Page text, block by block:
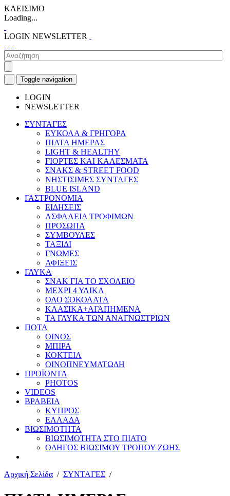
ΚΛΕΙΣΙΜΟ
Loading...
LOGIN NEWSLETTER
Toggle navigation
LOGIN
NEWSLETTER
ΣΥΝΤΑΓΕΣ
ΕΥΚΟΛΑ & ΓΡΗΓΟΡΑ
ΠΙΑΤΑ ΗΜΕΡΑΣ
LIGHT & HEALTHY
ΓΙΟΡΤΕΣ ΚΑΙ ΚΑΛΕΣΜΑΤΑ
ΣΝΑΚΣ & STREET FOOD
ΝΗΣΤΙΣΙΜΕΣ ΣΥΝΤΑΓΕΣ
BLUE ISLAND
ΓΑΣΤΡΟΝΟΜΙΑ
ΕΙΔΗΣΕΙΣ
ΑΣΦΑΛΕΙΑ ΤΡΟΦΙΜΩΝ
ΠΡΟΣΩΠΑ
ΣΥΜΒΟΥΛΕΣ
ΤΑΞΙΔΙ
ΓΝΩΜΕΣ
ΑΦΙΞΕΙΣ
ΓΛΥΚΑ
ΣΝΑΚ ΓΙΑ ΤΟ ΣΧΟΛΕΙΟ
ΜΕΧΡΙ 4 ΥΛΙΚΑ
ΟΛΟ ΣΟΚΟΛΑΤΑ
ΚΛΑΣΙΚΑ+ΑΓΑΠΗΜΕΝΑ
ΤΑ ΓΛΥΚΑ ΤΩΝ ΑΝΑΓΝΩΣΤΡΙΩΝ
ΠΟΤΑ
ΟΙΝΟΣ
ΜΠΙΡΑ
ΚΟΚΤΕΙΛ
ΟΙΝΟΠΝΕΥΜΑΤΩΔΗ
ΠΡΟΪΟΝΤΑ
PHOTOS
VIDEOS
ΒΡΑΒΕΙΑ
ΚΥΠΡΟΣ
ΕΛΛΑΔΑ
ΒΙΩΣΙΜΟΤΗΤΑ
ΒΙΩΣΙΜΟΤΗΤΑ ΣΤΟ ΠΙΑΤΟ
ΟΔΗΓΟΣ ΒΙΩΣΙΜΟΥ ΤΡΟΠΟΥ ΖΩΗΣ
Αρχική Σελίδα / ΣΥΝΤΑΓΕΣ /